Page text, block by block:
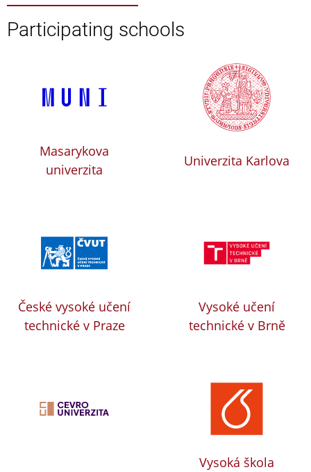
Participating schools
Masarykova
univerzita
Univerzita Karlova
České vysoké učení
technické v Praze
Vysoké učení
technické v Brně
Vysoká škola